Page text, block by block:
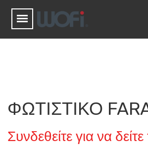
ΦΩΤΙΣΤΙΚΟ
Συνδεθείτε για να δείτε